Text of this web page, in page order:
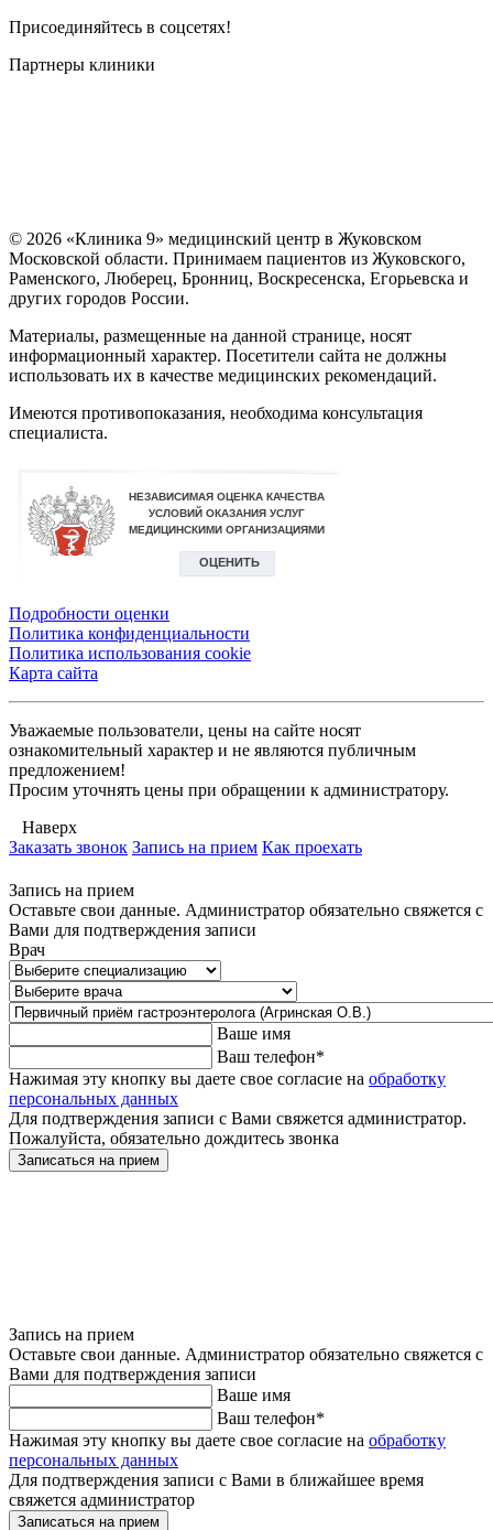
Присоединяйтесь в соцсетях!
Партнеры клиники
© 2026 «Клиника 9» медицинский центр в Жуковском
Московской области. Принимаем пациентов из Жуковского,
Раменского, Люберец, Бронниц, Воскресенска, Егорьевска и
других городов России.
Материалы, размещенные на данной странице, носят
информационный характер. Посетители сайта не должны
использовать их в качестве медицинских рекомендаций.
Имеются противопоказания, необходима консультация
специалиста.
Подробности оценки
Политика конфиденциальности
Политика использования сookie
Карта сайта
Уважаемые пользователи, цены на сайте носят
ознакомительный характер и не являются публичным
предложением!
Просим уточнять цены при обращении к администратору.
Наверх
Заказать звонок Запись на прием Как проехать
Запись на прием
Оставьте свои данные. Администратор обязательно свяжется с
Вами для подтверждения записи
Врач
Ваше имя
Ваш телефон*
Нажимая эту кнопку вы даете свое согласие на обработку
персональных данных
Для подтверждения записи с Вами свяжется администратор.
Пожалуйста, обязательно дождитесь звонка
Записаться на прием
Запись на прием
Оставьте свои данные. Администратор обязательно свяжется с
Вами для подтверждения записи
Ваше имя
Ваш телефон*
Нажимая эту кнопку вы даете свое согласие на обработку
персональных данных
Для подтверждения записи с Вами в ближайшее время
свяжется администратор
Записаться на прием